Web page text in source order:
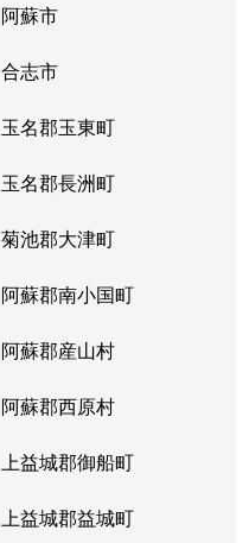
阿蘇市
合志市
玉名郡玉東町
玉名郡長洲町
菊池郡大津町
阿蘇郡南小国町
阿蘇郡産山村
阿蘇郡西原村
上益城郡御船町
上益城郡益城町